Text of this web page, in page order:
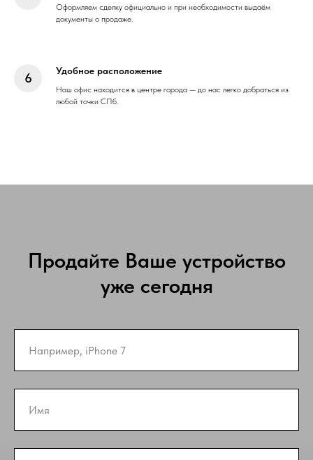
Оформляем сделку официально и при необходимости выдаём
документы о продаже.
Удобное расположение
Наш офис находится в центре города — до нас легко добраться из
любой точки СПб.
Продайте Ваше устройство
уже сегодня